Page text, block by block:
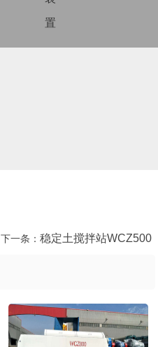
置
下一条：稳定土搅拌站WCZ500